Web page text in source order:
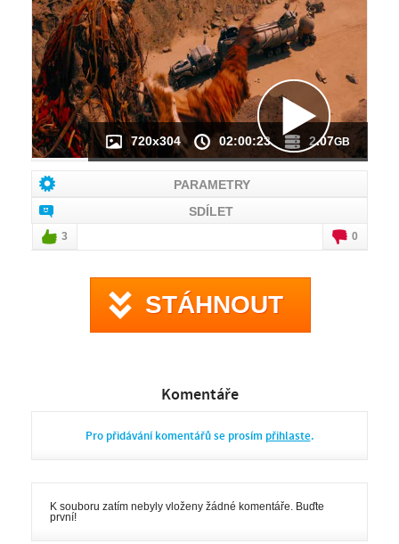
NÁHLED VIDEA
NENÍ K DISPOZICI
720x304 02:00:23 2.07GB
PARAMETRY
SDÍLET
3 0
STÁHNOUT
Komentáře
Pro přidávání komentářů se prosím přihlaste.
K souboru zatím nebyly vloženy žádné komentáře. Buďte
první!